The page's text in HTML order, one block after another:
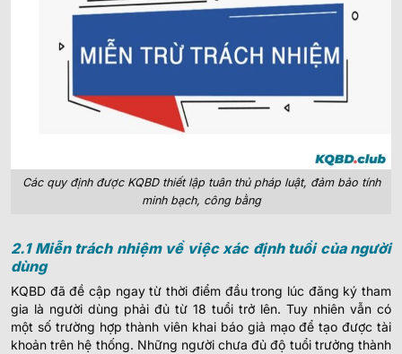
Các quy định được KQBD thiết lập tuân thủ pháp luật, đảm bảo tính
minh bạch, công bằng
2.1 Miễn trách nhiệm về việc xác định tuổi của người
dùng
KQBD đã đề cập ngay từ thời điểm đầu trong lúc đăng ký tham
gia là người dùng phải đủ từ 18 tuổi trở lên. Tuy nhiên vẫn có
một số trường hợp thành viên khai báo giả mạo để tạo được tài
khoản trên hệ thống. Những người chưa đủ độ tuổi trưởng thành